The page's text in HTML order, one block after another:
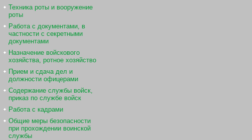
Техника роты и вооружение
роты
Работа с документами, в
частности с секретными
документами
Назначение войскового
хозяйства, ротное хозяйство
Прием и сдача дел и
должности офицерами
Содержание службы войск,
приказ по службе войск
Работа с кадрами
Общие меры безопасности
при прохождении воинской
службы